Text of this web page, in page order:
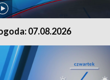
07.08.2026